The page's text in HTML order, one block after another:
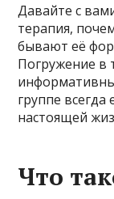
Давайте с
терапия,
бывают её
Погружение в
группе
настоящей
Что